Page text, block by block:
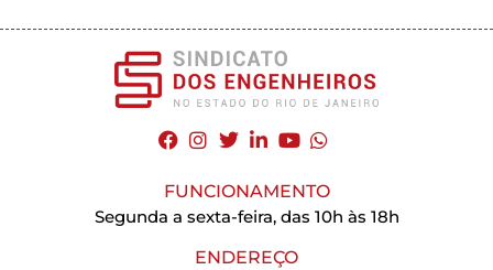
FUNCIONAMENTO
Segunda a sexta-feira, das 10h às 18h
ENDEREÇO